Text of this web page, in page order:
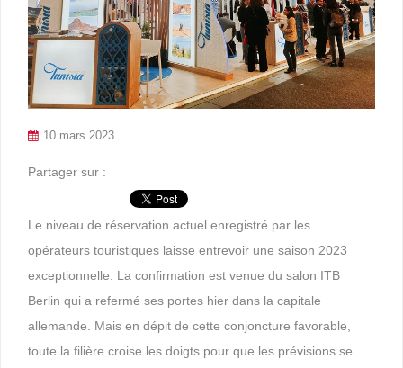
10 mars 2023
Partager sur :
Le niveau de réservation actuel enregistré par les
opérateurs touristiques laisse entrevoir une saison 2023
exceptionnelle. La confirmation est venue du salon ITB
Berlin qui a refermé ses portes hier dans la capitale
allemande. Mais en dépit de cette conjoncture favorable,
toute la filière croise les doigts pour que les prévisions se